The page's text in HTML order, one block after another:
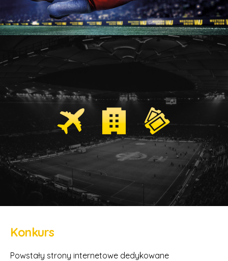
Konkurs
Powstały strony internetowe dedykowane